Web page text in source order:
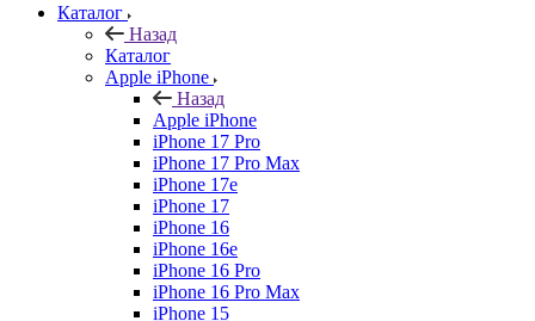
Каталог
Назад
Каталог
Apple iPhone
Назад
Apple iPhone
iPhone 17 Pro
iPhone 17 Pro Max
iPhone 17e
iPhone 17
iPhone 16
iPhone 16e
iPhone 16 Pro
iPhone 16 Pro Max
iPhone 15